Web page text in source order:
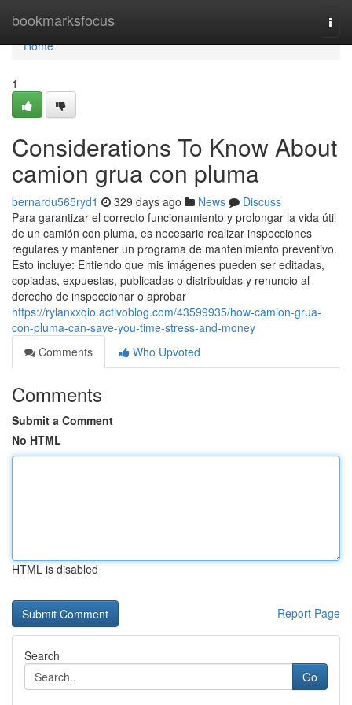
bookmarksfocus
Home
Home
1
Considerations To Know About
camion grua con pluma
bernardu565ryd1 329 days ago News
Discuss
Para garantizar el correcto funcionamiento y prolongar la vida útil
de un camión con pluma, es necesario realizar inspecciones
regulares y mantener un programa de mantenimiento preventivo.
Esto incluye: Entiendo que mis imágenes pueden ser editadas,
copiadas, expuestas, publicadas o distribuidas y renuncio al
derecho de inspeccionar o aprobar
https://rylanxxqio.activoblog.com/43599935/how-camion-grua-
con-pluma-can-save-you-time-stress-and-money
Comments
Who Upvoted
Comments
Submit a Comment
No HTML
HTML is disabled
Report Page
Search
Go